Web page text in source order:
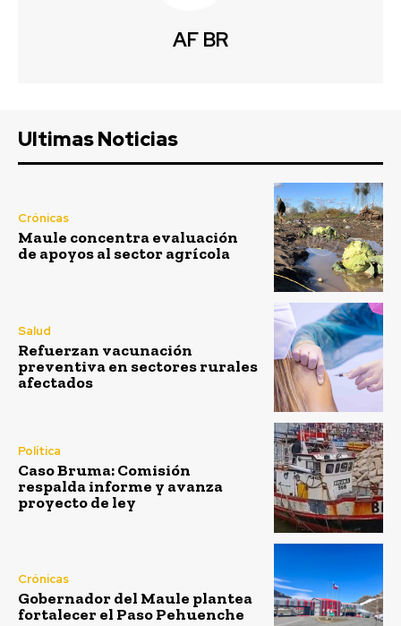
AF BR
Ultimas Noticias
Crónicas
Maule concentra evaluación
de apoyos al sector agrícola
Salud
Refuerzan vacunación
preventiva en sectores rurales
afectados
Política
Caso Bruma: Comisión
respalda informe y avanza
proyecto de ley
Crónicas
Gobernador del Maule plantea
fortalecer el Paso Pehuenche